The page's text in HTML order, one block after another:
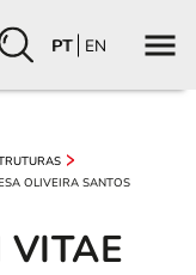
PT EN
OLIVEIRA SANTOS
VITAE